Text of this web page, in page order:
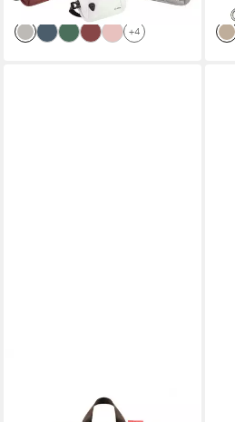
lieferbar - in 3-4 Werktagen bei dir
+4